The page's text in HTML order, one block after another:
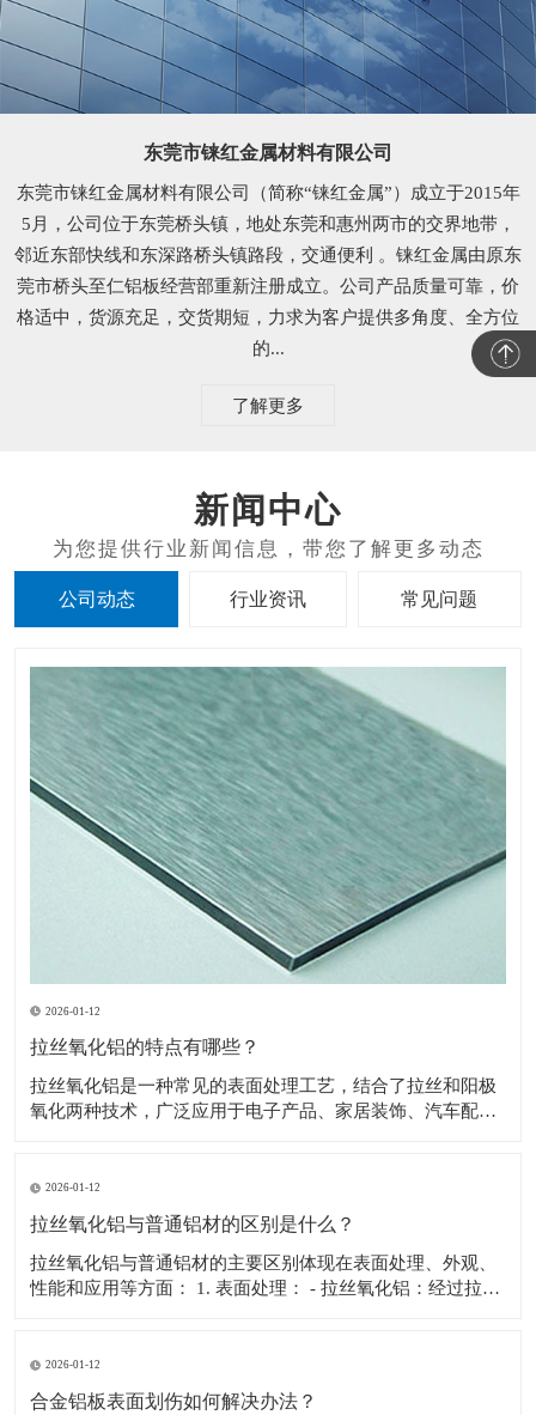
东莞市铼红金属材料有限公司
东莞市铼红金属材料有限公司（简称“铼红金属”）成立于2015年
5月，公司位于东莞桥头镇，地处东莞和惠州两市的交界地带，
邻近东部快线和东深路桥头镇路段，交通便利 。铼红金属由原东
莞市桥头至仁铝板经营部重新注册成立。公司产品质量可靠，价
格适中，货源充足，交货期短，力求为客户提供多角度、全方位
的...
了解更多
新闻中心
公司动态 行业资讯 常见问题
2026-01-12
拉丝氧化铝的特点有哪些？
拉丝氧化铝是一种常见的表面处理工艺，结合了拉丝和阳极
氧化两种技术，广泛应用于电子产品、家居装饰、汽车配件
2026-01-12
拉丝氧化铝与普通铝材的区别是什么？
拉丝氧化铝与普通铝材的主要区别体现在表面处理、外观、
性能和应用等方面： 1. 表面处理： - 拉丝氧化铝：经过拉丝
化铝：具有细腻的拉丝纹理，质感高
2026-01-12
合金铝板表面划伤如何解决办法？